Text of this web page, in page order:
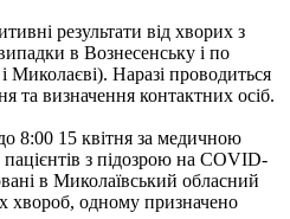
результати від хворих з
в Вознесенську і по
Наразі проводиться
та визначення контактних осіб.
8:00 15 квітня за медичною
з підозрою на COVID-
в Миколаївський обласний
хвороб, одному призначено